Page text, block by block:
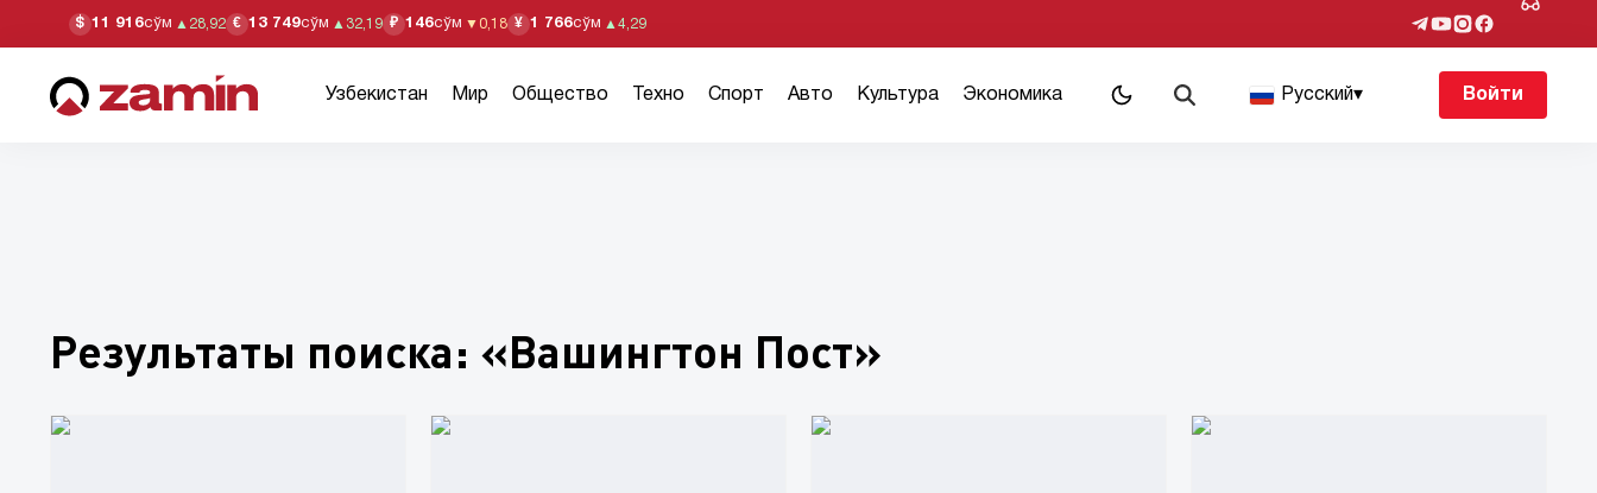
$ 11 916сўм ▲ 28,92 € 13 749сўм ▲ 32,19 ₽ 146сўм ▼ 0,18 ¥ 1 766сўм ▲ 4,29
Узбекистан Мир Общество Техно Спорт Авто Культура Экономика Русский▾ Войти
Результаты поиска: «Вашингтон Пост»